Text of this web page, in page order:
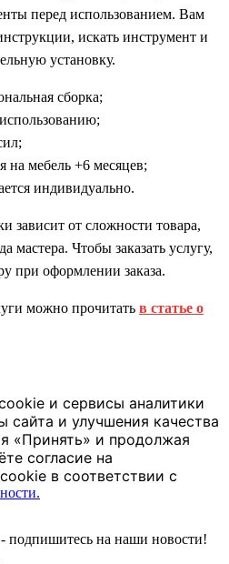
перед использованием. Вам
искать инструмент и
установку.
сборка;
на мебель +6 месяцев;
индивидуально.
зависит от сложности товара,
мастера. Чтобы заказать услугу,
при оформлении заказа.
можно прочитать в статье о
и сервисы аналитики
сайта и улучшения качества
«Принять» и продолжая
согласие на
в соответствии с
подпишитесь на наши новости!